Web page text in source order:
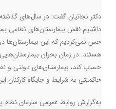
دکتر نجاتیان گفت: در سال‌های
داشتیم نقش بیمارستان‌های نظامی
حس نمی‌کردیم که این بیمارستان‌ها
هستند. در زمان بحران
حساب کند، بیمارستان‌های دولتی و
حاکمیتی به شرایط و جایگاه کارکنان
به‌گزارش روابط ‌عمومی سازمان نظام